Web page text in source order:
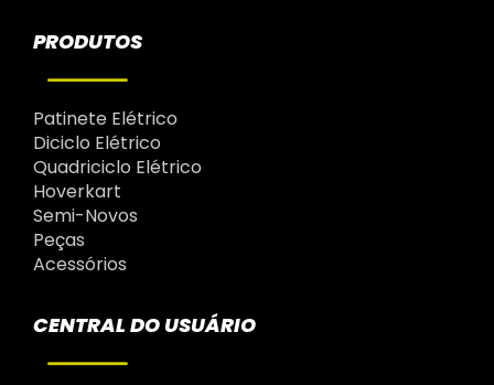
PRODUTOS
Patinete Elétrico
Diciclo Elétrico
Quadriciclo Elétrico
Hoverkart
Semi-Novos
Peças
Acessórios
CENTRAL DO USUÁRIO